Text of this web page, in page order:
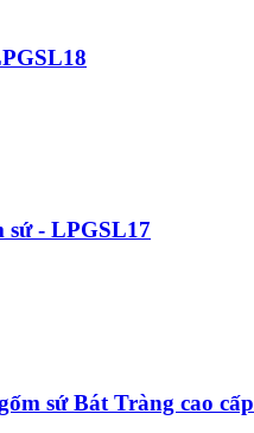
sứ - LPGSL17
sứ Bát Tràng cao